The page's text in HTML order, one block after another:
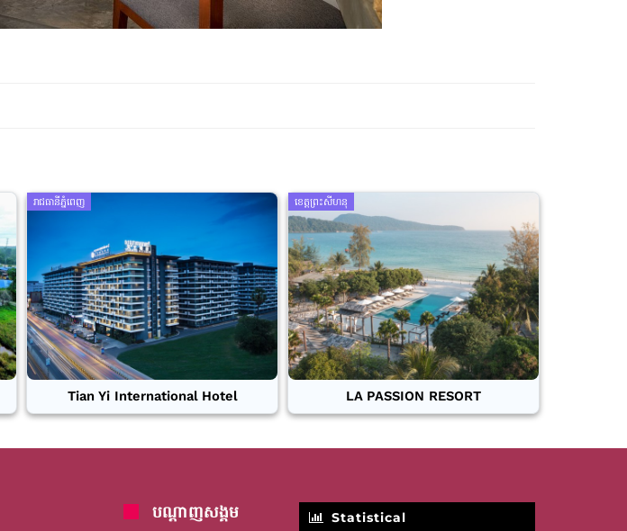
រាជធានីភ្នំពេញ
Tian Yi International Hotel
ខេត្តព្រះសីហនុ
LA PASSION RESORT
បណ្តាញសង្គម Statistical